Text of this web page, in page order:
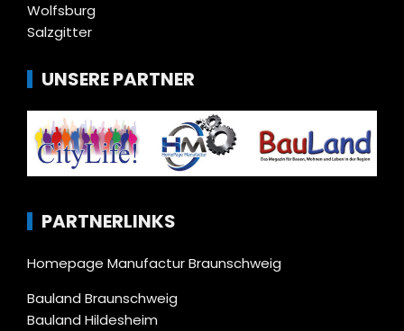
Wolfsburg
Salzgitter
UNSERE PARTNER
PARTNERLINKS
Homepage Manufactur Braunschweig
Bauland Braunschweig
Bauland Hildesheim